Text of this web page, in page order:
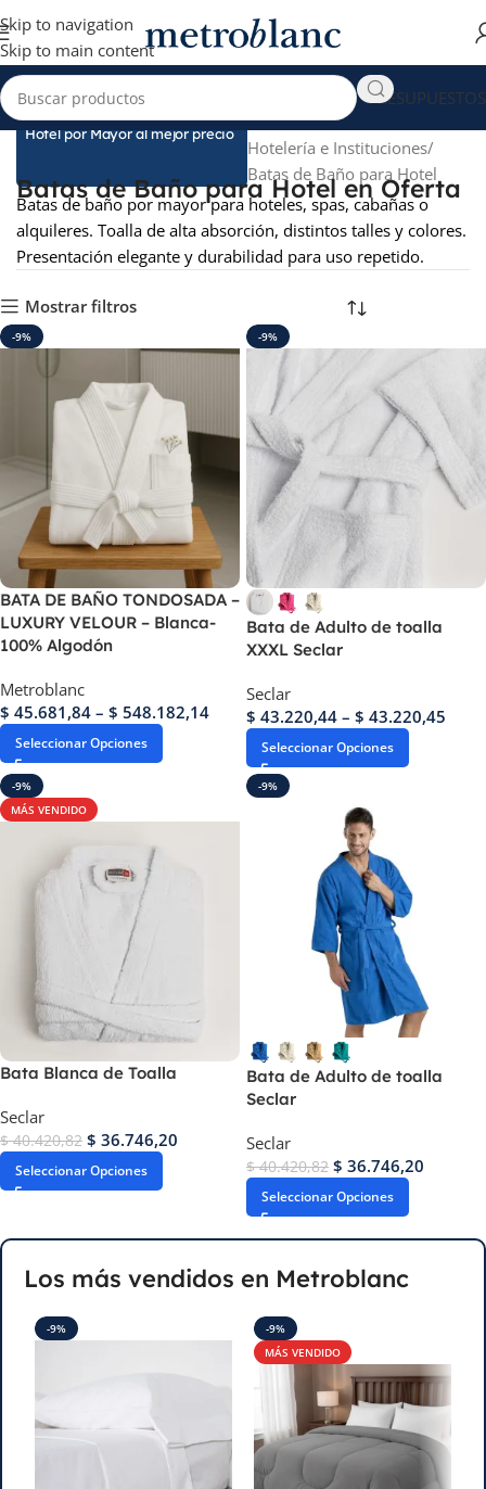
Skip to navigation
Skip to main content
PRESUPUESTOS
Encontrá Batas de Baño para
Hotel por Mayor al mejor precio
Inicio
Hotelería e Instituciones
Batas de Baño para Hotel
Batas de Baño para Hotel en Oferta
Batas de baño por mayor para hoteles, spas, cabañas o
alquileres. Toalla de alta absorción, distintos talles y colores.
Presentación elegante y durabilidad para uso repetido.
Mostrar filtros
-9%
BATA DE BAÑO TONDOSADA –
LUXURY VELOUR – Blanca-
100% Algodón
Metroblanc
$ 45.681,84 – $ 548.182,14
Seleccionar Opciones
-9%
Bata de Adulto de toalla
XXXL Seclar
Seclar
$ 43.220,44 – $ 43.220,45
Seleccionar Opciones
-9%
MÁS VENDIDO
Bata Blanca de Toalla
Seclar
$40.420,82 $ 36.746,20
Seleccionar Opciones
-9%
Bata de Adulto de toalla
Seclar
Seclar
$40.420,82 $ 36.746,20
Seleccionar Opciones
Los más vendidos en Metroblanc
-9%
-9%
MÁS VENDIDO